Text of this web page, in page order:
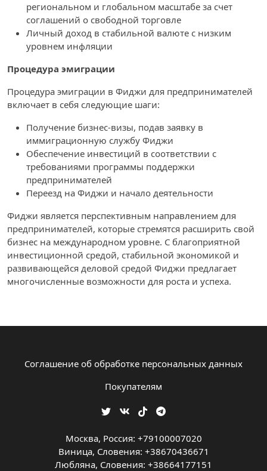
региональном и глобальном масштабе за счет
соглашений о свободной торговле
Личный доход в стабильной валюте с низким
уровнем инфляции
Процедура эмиграции
Процедура эмиграции в Фиджи для предпринимателей
включает в себя следующие шаги:
Получение бизнес-визы, подав заявку в
иммиграционную службу Фиджи
Обеспечение инвестиций в соответствии с
требованиями программы поддержки
предпринимателей
Переезд на Фиджи и начало деятельности
Фиджи является перспективным направлением для
предпринимателей, которые стремятся расширить свой
бизнес на международном уровне. С благоприятной
инвестиционной средой, стабильной экономикой и
развивающейся деловой средой Фиджи предлагает
многочисленные возможности для роста и успеха.
Соглашение об обработке персональных данных
Покупателям
Москва, Россия: +79100007020
Виница, Словения: +38670436671
Любляна, Словения: +38664177151